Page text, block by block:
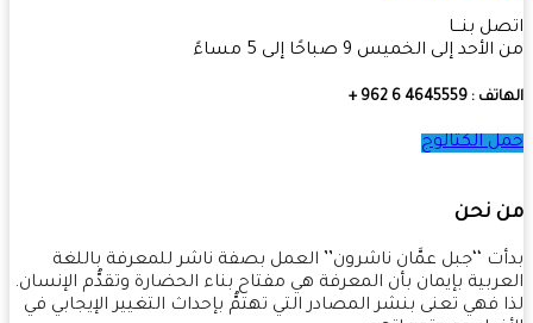
بنـــا
إلى الخميس 9 صباحًا إلى 5 مساءً
6 962 +
الكتالوج
نحن
‘‘جبل عمَّان ناشرون’’ العمل بصفة ناشر للمعرفة باللغة
بإيمان بأن المعرفة هي مفتاح بناء الحضارة وتقدُّم الإنسان.
فهي تعنى بنشر المصادر التي تهتمُّ بإحداث التغيير الإيجابي في